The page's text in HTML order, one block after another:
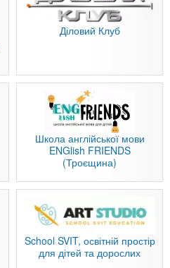
Діловий Клуб
Школа англійської мови
ENGlish FRIENDS
(Троєщина)
School SVIT, освітній простір
для дітей та дорослих